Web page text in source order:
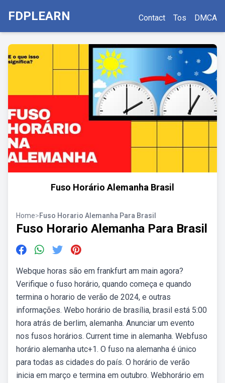
FDPLEARN Contact Tos DMCA
Fuso Horário Alemanha Brasil
Home>Fuso Horario Alemanha Para Brasil
Fuso Horario Alemanha Para Brasil
Webque horas são em frankfurt am main agora?
Verifique o fuso horário, quando começa e quando
termina o horario de verão de 2024, e outras
informações. Webo horário de brasília, brasil está 5:00
hora atrás de berlim, alemanha. Anunciar um evento
nos fusos horários. Current time in alemanha. Webfuso
horário alemanha utc+1. O fuso na alemanha é único
para todas as cidades do país. O horário de verão
inicia em março e termina em outubro. Webhorário em